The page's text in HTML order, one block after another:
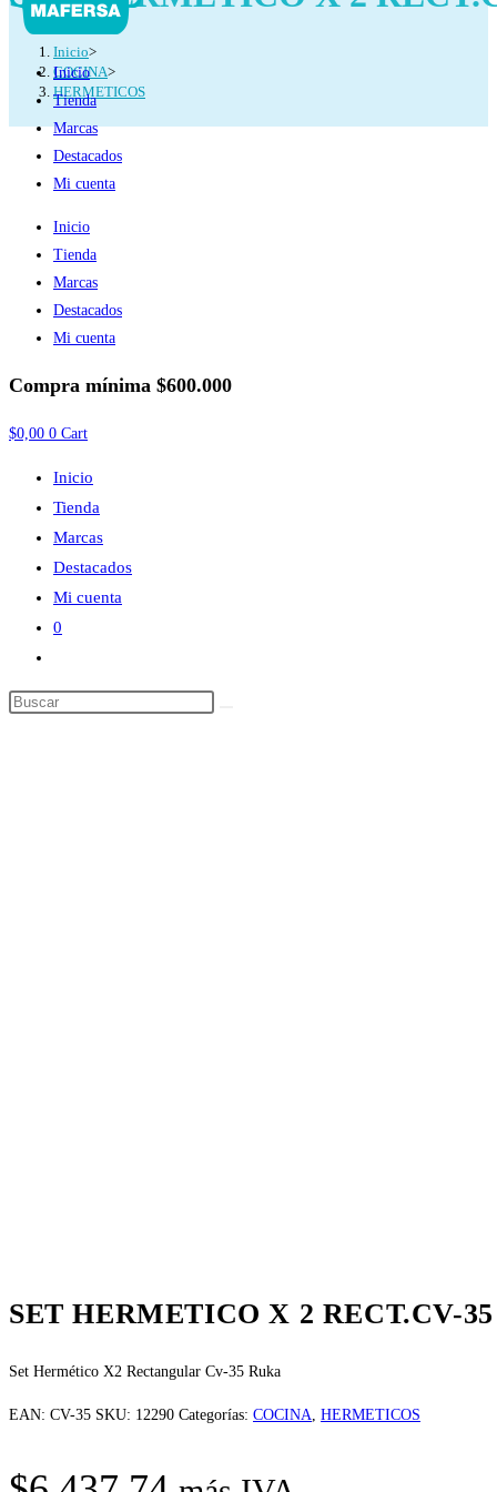
Inicio
Tienda
Marcas
Destacados
Mi cuenta
Inicio
Tienda
Marcas
Destacados
Mi cuenta
Compra mínima $600.000
$0,00 0 Cart
Inicio
Tienda
Marcas
Destacados
Mi cuenta
0
de
Buscar
Inicio>
COCINA>
HERMETICOS
SET HERMETICO X 2 RECT.CV-
Set Hermético X2 Rectangular Cv-35 Ruka
EAN: CV-35 SKU: 12290 Categorías: COCINA, HERMETICOS